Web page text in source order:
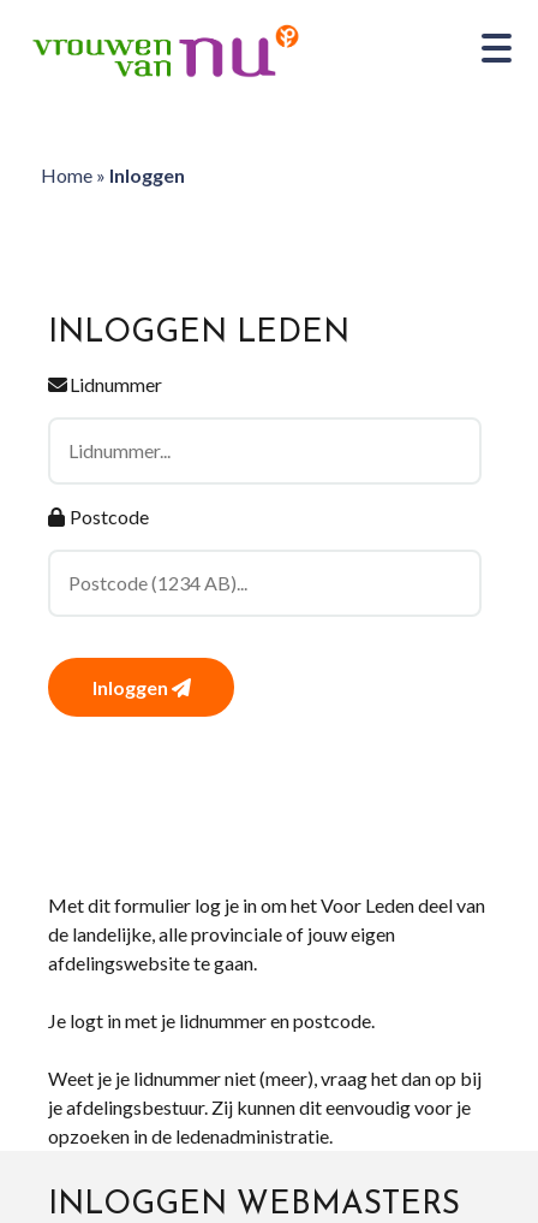
Home» Inloggen
INLOGGEN LEDEN
Lidnummer
Postcode
Inloggen
Met dit formulier log je in om het Voor Leden deel van
de landelijke, alle provinciale of jouw eigen
afdelingswebsite te gaan.
Je logt in met je lidnummer en postcode.
Weet je je lidnummer niet (meer), vraag het dan op bij
je afdelingsbestuur. Zij kunnen dit eenvoudig voor je
opzoeken in de ledenadministratie.
INLOGGEN WEBMASTERS